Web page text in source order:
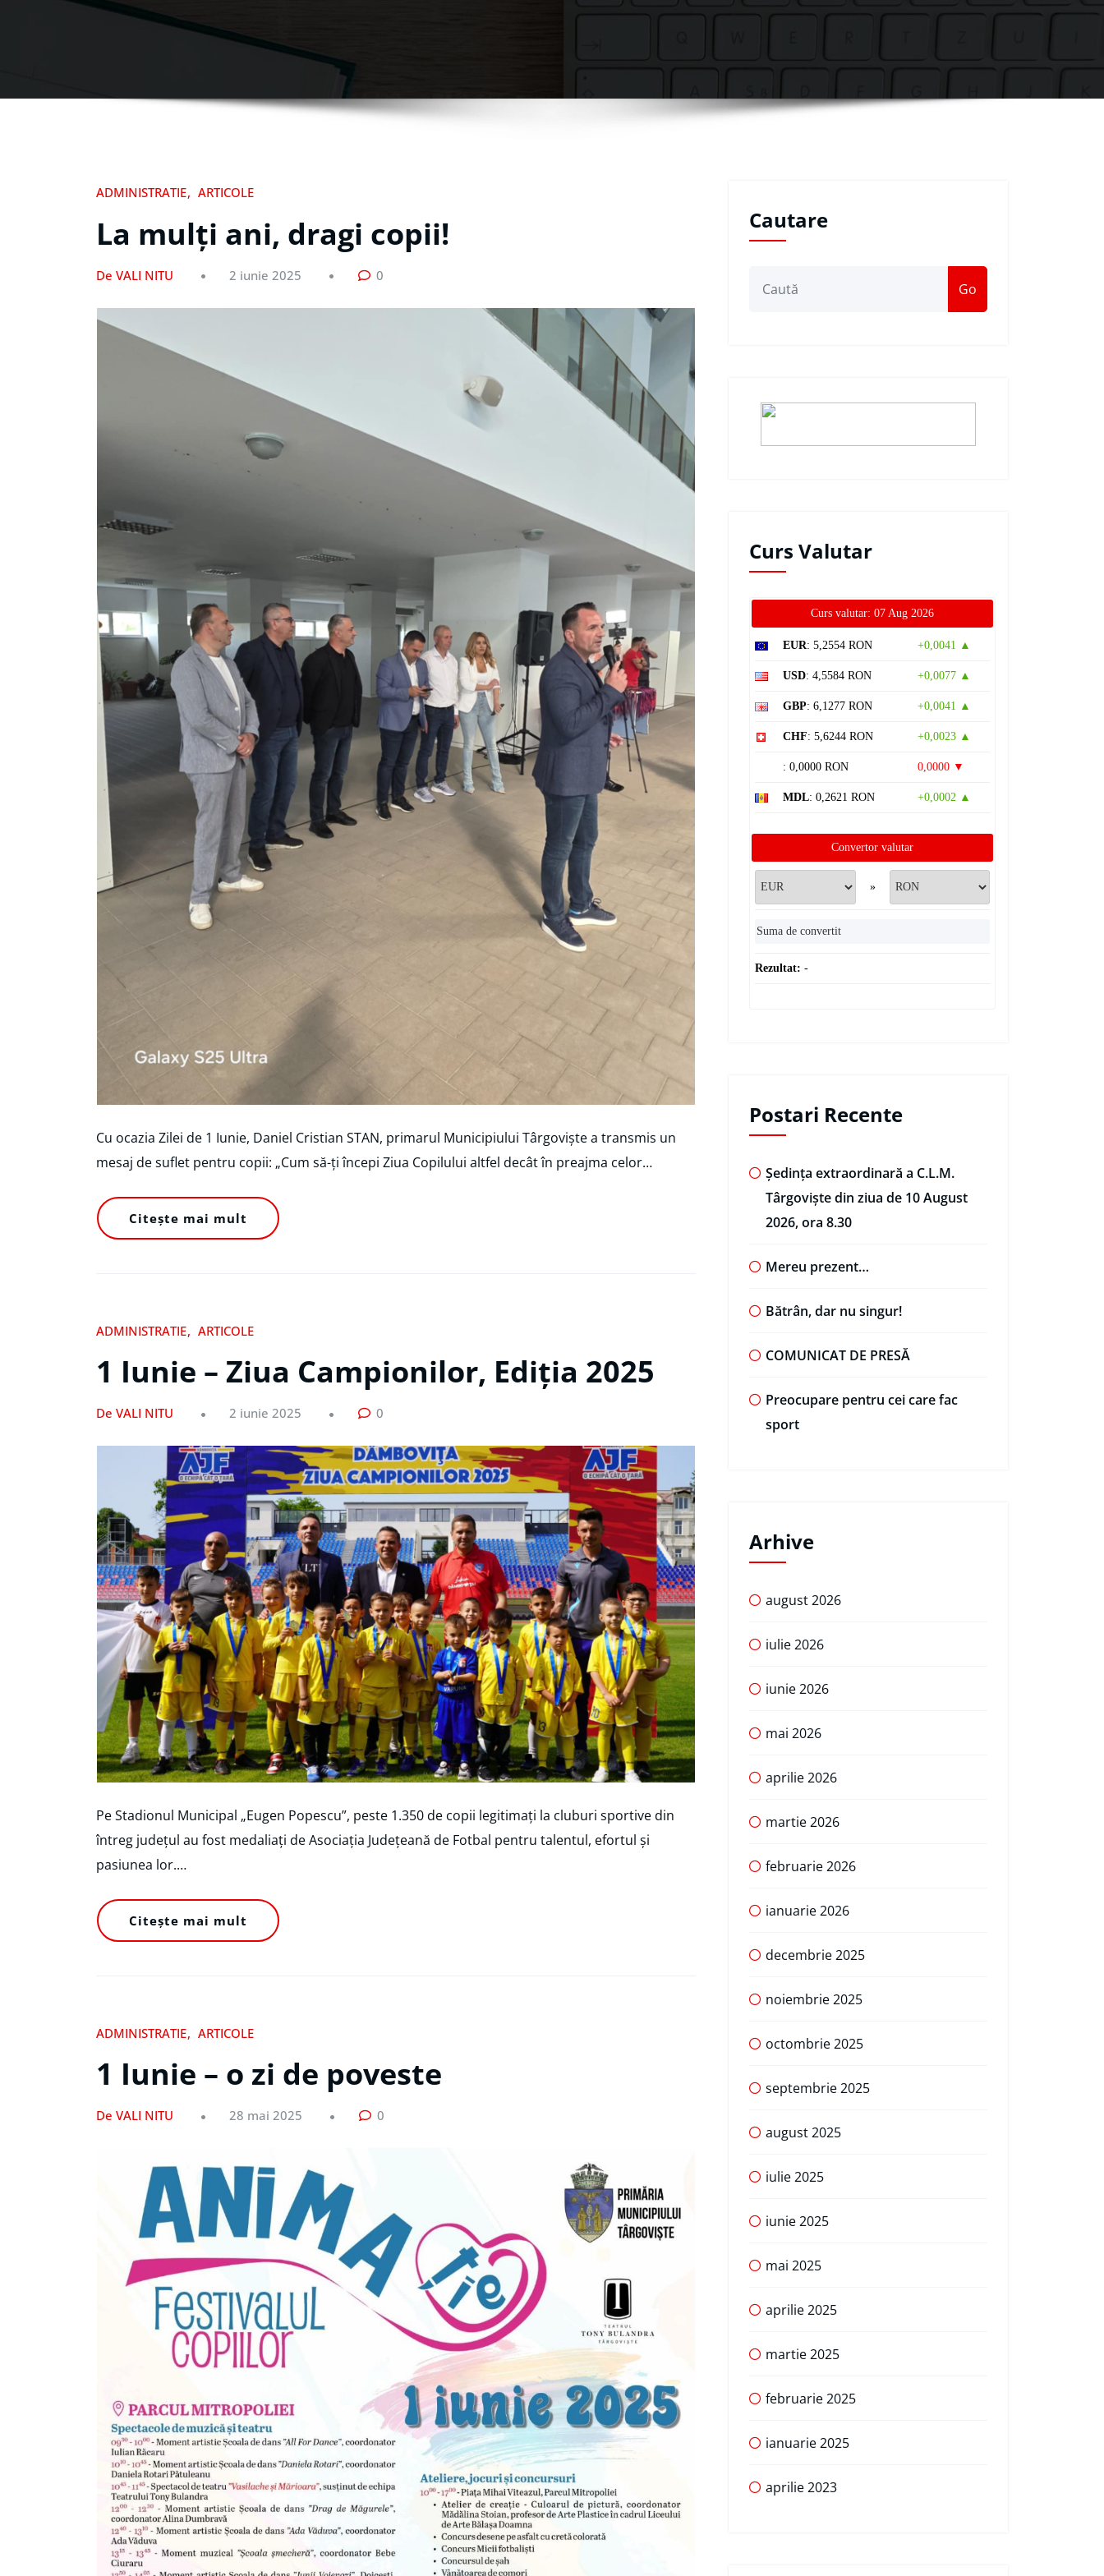
ADMINISTRATIE ARTICOLE
La mulți ani, dragi copii!
De VALI NITU 2 iunie 2025 0
Cu ocazia Zilei de 1 Iunie, Daniel Cristian STAN, primarul Municipiului Târgoviște a transmis un
mesaj de suflet pentru copii: „Cum să-ți începi Ziua Copilului altfel decât în preajma celor…
Citește mai mult
ADMINISTRATIE ARTICOLE
1 Iunie – Ziua Campionilor, Ediția 2025
De VALI NITU 2 iunie 2025 0
Pe Stadionul Municipal „Eugen Popescu”, peste 1.350 de copii legitimați la cluburi sportive din
întreg județul au fost medaliați de Asociația Județeană de Fotbal pentru talentul, efortul și
pasiunea lor.…
Citește mai mult
ADMINISTRATIE ARTICOLE
1 Iunie – o zi de poveste
De VALI NITU 28 mai 2025 0
Cautare
Go
Curs Valutar
Curs valutar: 07 Aug 2026
EUR: 5,2554 RON +0,0041 ▲
USD: 4,5584 RON +0,0077 ▲
GBP: 6,1277 RON +0,0041 ▲
CHF: 5,6244 RON +0,0023 ▲
: 0,0000 RON 0,0000 ▼
MDL: 0,2621 RON +0,0002 ▲
Convertor valutar
»
Rezultat: -
Postari Recente
Ședința extraordinară a C.L.M.
Târgoviște din ziua de 10 August
2026, ora 8.30
Mereu prezent…
Bătrân, dar nu singur!
COMUNICAT DE PRESĂ
Preocupare pentru cei care fac
sport
Arhive
august 2026
iulie 2026
iunie 2026
mai 2026
aprilie 2026
martie 2026
februarie 2026
ianuarie 2026
decembrie 2025
noiembrie 2025
octombrie 2025
septembrie 2025
august 2025
iulie 2025
iunie 2025
mai 2025
aprilie 2025
martie 2025
februarie 2025
ianuarie 2025
aprilie 2023